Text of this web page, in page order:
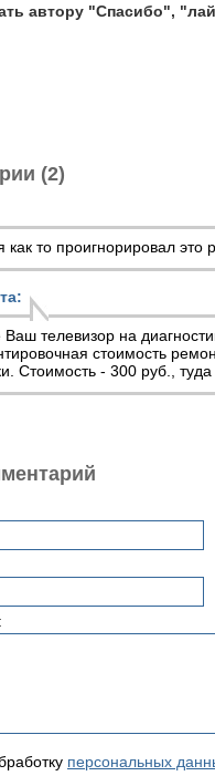
автору "Спасибо",
(2)
как то проигнорировал это
Ваш телевизор на
стоимость
Стоимость - 300 руб., туда
персональных